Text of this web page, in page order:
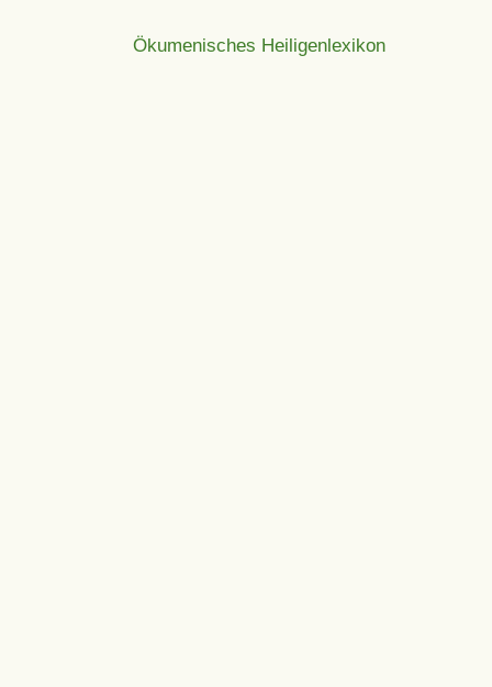
Ökumenisches Heiligenlexikon